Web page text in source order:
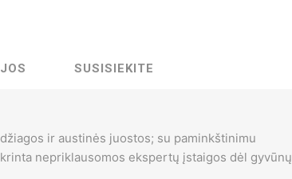
SUSISIEKITE
ir austinės juostos; su paminkštinimu
nepriklausomos ekspertų įstaigos dėl gyvūnų